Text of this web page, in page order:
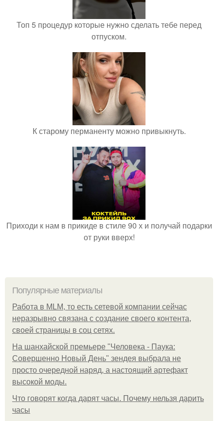
Топ 5 процедур которые нужно сделать тебе перед
отпуском.
К старому перманенту можно привыкнуть.
Приходи к нам в прикиде в стиле 90 х и получай подарки
от руки вверх!
Популярные материалы
Работа в MLM, то есть сетевой компании сейчас
неразрывно связана с создание своего контента,
своей страницы в соц сетях.
На шанхайской премьере "Человека - Паука:
Совершенно Новый День" зендея выбрала не
просто очередной наряд, а настоящий артефакт
высокой моды.
Что говорят когда дарят часы. Почему нельзя дарить
часы